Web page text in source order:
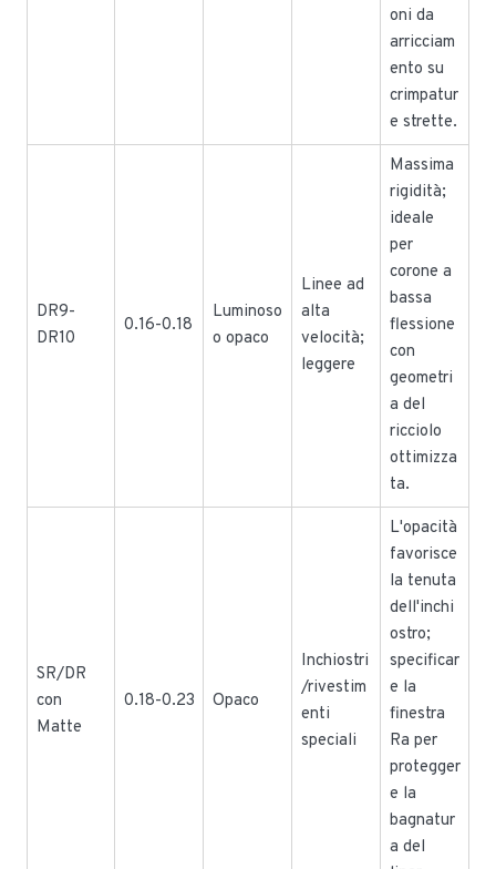
oni da
arricciam
ento su
crimpatur
e strette.
DR9-
DR10
0.16-0.18
Luminoso
o opaco
Linee ad
alta
velocità;
leggere
Massima
rigidità;
ideale
per
corone a
bassa
flessione
con
geometri
a del
ricciolo
ottimizza
ta.
SR/DR
con
Matte
0.18-0.23 Opaco
Inchiostri
/rivestim
enti
speciali
L'opacità
favorisce
la tenuta
dell'inchi
ostro;
specificar
e la
finestra
Ra per
protegger
e la
bagnatur
a del